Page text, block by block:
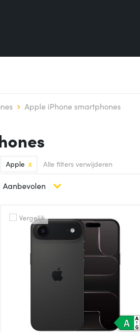
Apple iPhone smartphones
Apple Alle filters verwijderen
Vergelijk